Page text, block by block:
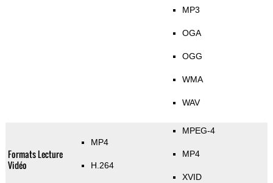
MP3
OGA
OGG
WMA
WAV
Formats Lecture
Vidéo
MP4
H.264
MPEG-4
MP4
XVID